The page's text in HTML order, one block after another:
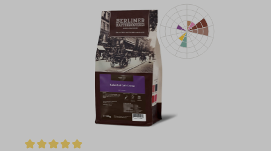
Datentabelle für das
Haselnüsse, Walnüsse
Rohrzucker
Kakao
Toast
Schwarzer Tee
–
Himbeeren